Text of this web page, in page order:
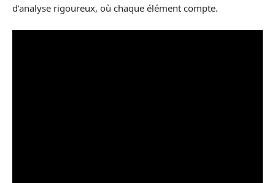
d’analyse rigoureux, où chaque élément compte.